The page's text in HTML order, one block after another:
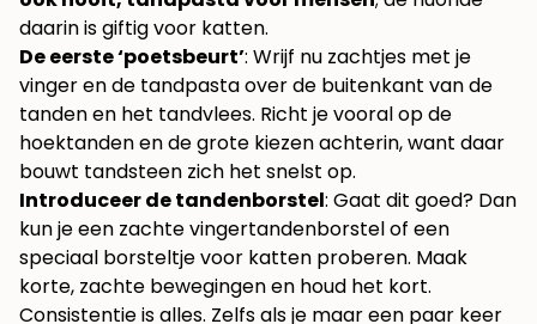
daarin is giftig voor katten.
De eerste ‘poetsbeurt’: Wrijf nu zachtjes met je
vinger en de tandpasta over de buitenkant van de
tanden en het tandvlees. Richt je vooral op de
hoektanden en de grote kiezen achterin, want daar
bouwt tandsteen zich het snelst op.
Introduceer de tandenborstel: Gaat dit goed? Dan
kun je een zachte vingertandenborstel of een
speciaal borsteltje voor katten proberen. Maak
korte, zachte bewegingen en houd het kort.
Consistentie is alles. Zelfs als je maar een paar keer